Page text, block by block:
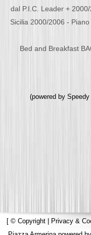
dal P.I.C. Leader +
Sicilia 2000/2006 -
Bed and Breakfast
(powered by Speedy
[ © Copyright | Privacy &